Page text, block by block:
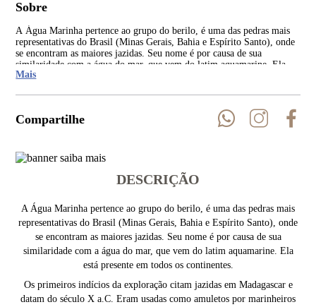
Sobre
A Água Marinha pertence ao grupo do berilo, é uma das pedras mais
representativas do Brasil (Minas Gerais, Bahia e Espírito Santo), onde
se encontram as maiores jazidas. Seu nome é por causa de sua
similaridade com a água do mar, que vem do latim aquamarine. Ela
está presente em todos os continentes.
Mais
Compartilhe
DESCRIÇÃO
A Água Marinha pertence ao grupo do berilo, é uma das pedras mais
representativas do Brasil (Minas Gerais, Bahia e Espírito Santo), onde
se encontram as maiores jazidas. Seu nome é por causa de sua
similaridade com a água do mar, que vem do latim aquamarine. Ela
está presente em todos os continentes.
Os primeiros indícios da exploração citam jazidas em Madagascar e
datam do século X a.C. Eram usadas como amuletos por marinheiros